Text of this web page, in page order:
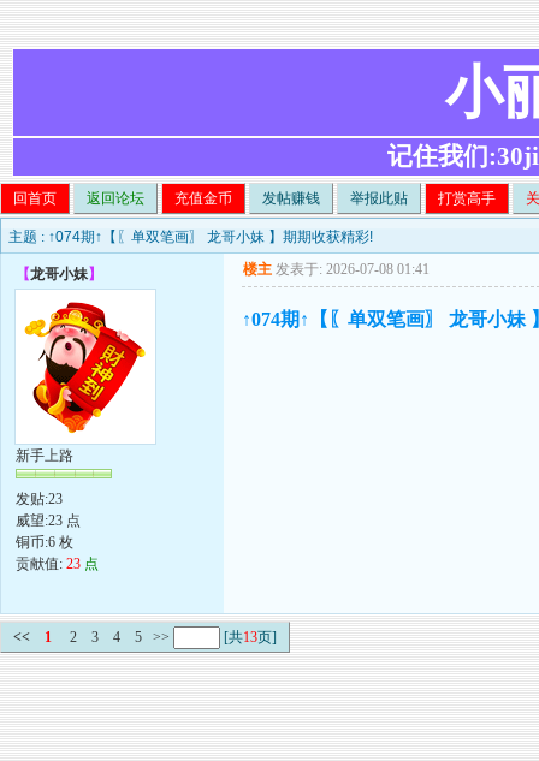
小
记住我们
回首页 返回论坛 充值金币 发帖赚钱 举报此贴 打赏高手
主题 : ↑074期↑【〖单双笔画〗 龙哥小妹 】期期收获精彩!
【龙哥小妹】
新手上路
发贴:23
威望:23 点
铜币:6 枚
贡献值: 23 点
楼主 发表于: 2026-07-08 01:41
↑074期↑【〖单双笔画〗 龙哥小妹
<< 1 2 3 4 5 >> [共13页]